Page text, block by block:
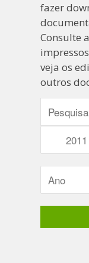
fazer
Consulte
veja os
outros